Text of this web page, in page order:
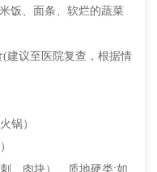
、面条、软烂的蔬菜
议至医院复查，根据情
锅）
肉块）、质地硬类:如